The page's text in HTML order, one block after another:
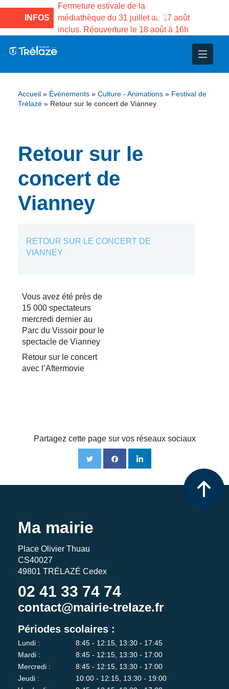
INFOS
la Maison des
de Gama du
Fermeture estivale de la
médiathèque du 31 juillet au 17 août
inclus. Réouverture le 18 août à 16h
Projets
– Jumelage
Accueil » Événements » Culture - Animations » Festival de
Trélazé » Retour sur le concert de Vianney
Retour sur le
concert de
Vianney
RETOUR SUR LE CONCERT DE
VIANNEY
Vous avez été près de
15 000 spectateurs
mercredi dernier au
Parc du Vissoir pour le
spectacle de Vianney
Retour sur le concert
avec l’Aftermovie
Partagez cette page sur vos réseaux sociaux
Ma mairie
Place Olivier Thuau
CS40027
49801 TRÉLAZÉ Cedex
02 41 33 74 74
contact@mairie-trelaze.fr
Périodes scolaires :
Lundi :
8:45 - 12:15, 13:30 - 17:45
Mardi :
8:45 - 12:15, 13:30 - 17:00
Mercredi :
8:45 - 12:15, 13:30 - 17:00
Jeudi :
10:00 - 12:15, 13:30 - 19:00